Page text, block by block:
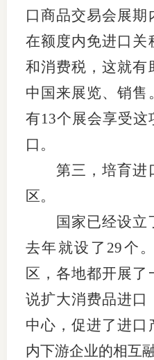
口商品交易会展期
在额度内免进口关
和消费税，这就有
中国来展览、销售
有13个展会享受
口。
第三，培育进
区。
国家已经设立了
去年就设了29个
区，各地都开展了
说扩大消费品进口
中心，促进了进口
内下游企业的相互融